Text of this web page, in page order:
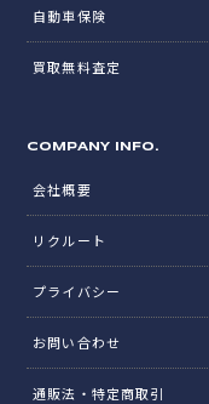
WARRANTY & SERVICE
特別作業について
オーダーサービス
COMPANY INFO.